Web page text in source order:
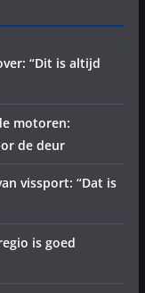
“Dit is altijd
motoren:
de deur
vissport: “Dat is
is goed